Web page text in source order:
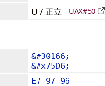
U / 正立 UAX#50
&#30166;
&#x75D6;
E7 97 96